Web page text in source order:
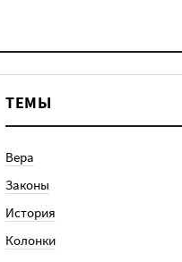
ТЕМЫ
Вера
Законы
История
Колонки